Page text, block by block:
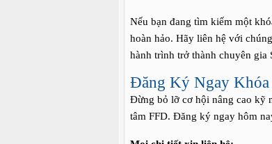
Nếu bạn đang tìm kiếm một
hoàn hảo. Hãy liên hệ với
hành trình trở thành chuyên gia
Đăng Ký Ngay
Đừng bỏ lỡ cơ hội nâng cao kỹ
tâm FFD. Đăng ký ngay hôm